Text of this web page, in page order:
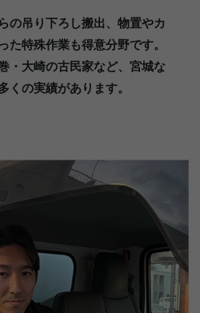
の吊り下ろし搬出、物置やカ
た特殊作業も得意分野です。
・大崎の古民家など、宮城な
くの実績があります。